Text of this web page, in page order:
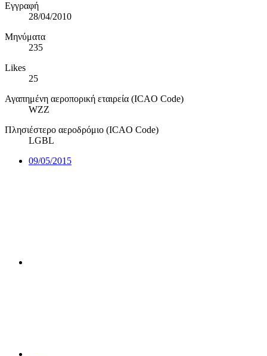
Εγγραφή
28/04/2010
Μηνύματα
235
Likes
25
Αγαπημένη αεροπορική εταιρεία (ICAO Code)
WZZ
Πλησιέστερο αεροδρόμιο (ICAO Code)
LGBL
09/05/2015